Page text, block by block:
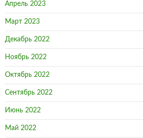
Апрель 2023
Март 2023
Декабрь 2022
Ноябрь 2022
Октябрь 2022
Сентябрь 2022
Июнь 2022
Май 2022